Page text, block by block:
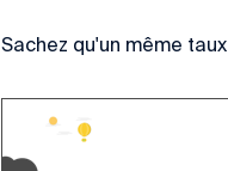
Sachez qu'un même